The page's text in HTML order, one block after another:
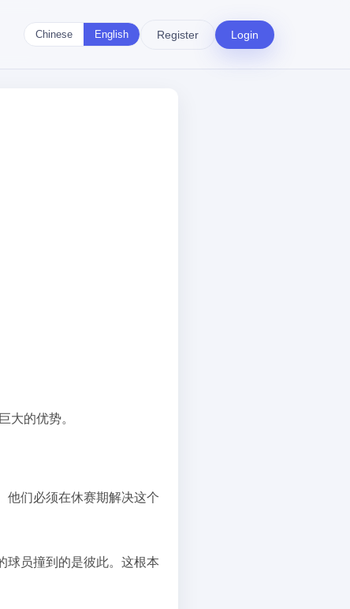
Chinese English Register Login
大的优势。
他们必须在休赛期解决这个
球员撞到的是彼此。这根本